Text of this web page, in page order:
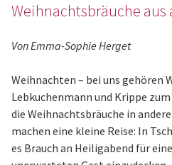
Weihnachtsbräuche aus
Von Emma-Sophie Herget
Weihnachten – bei uns gehören
Lebkuchenmann und Krippe
die Weihnachtsbräuche in
machen eine kleine Reise: In
es Brauch an Heiligabend für